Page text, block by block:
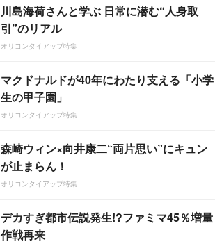
川島海荷さんと学ぶ 日常に潜む“人身取
引”のリアル
オリコンタイアップ特集
マクドナルドが40年にわたり支える「小学
生の甲子園」
オリコンタイアップ特集
森崎ウィン×向井康二“両片思い”にキュン
が止まらん！
オリコンタイアップ特集
デカすぎ都市伝説発生!?ファミマ45％増量
作戦再来